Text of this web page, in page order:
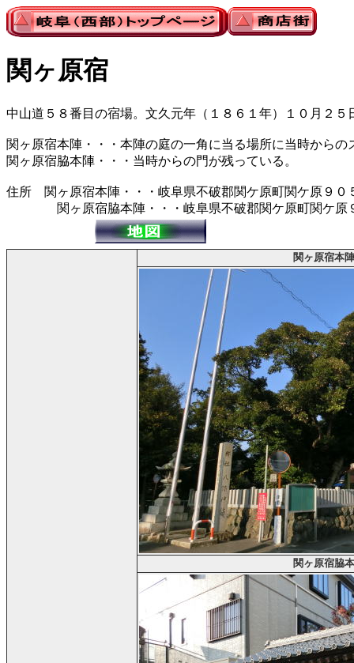
関ヶ原宿
中山道５８番目の宿場。文久元年（１８６１年）１０月２
関ヶ原宿本陣・・・本陣の庭の一角に当る場所に当時からの
関ヶ原宿脇本陣・・・当時からの門が残っている。
住所 関ヶ原宿本陣・・・岐阜県不破郡関ケ原町関ケ原９
関ヶ原宿脇本陣・・・岐阜県不破郡関ケ原町関ケ原
関ヶ原宿本
関ヶ原宿脇